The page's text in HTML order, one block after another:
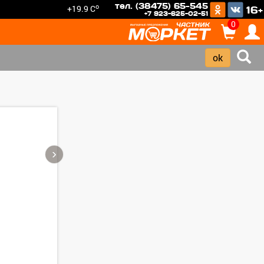
+19.9 Co тел. (38475) 65-545
+7 923-625-02-51 16+
0
›